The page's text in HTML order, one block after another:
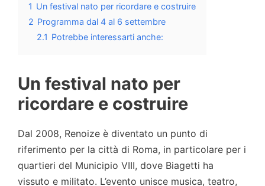
1 Un festival nato per ricordare e costruire
2 Programma dal 4 al 6 settembre
2.1 Potrebbe interessarti anche:
Un festival nato per
ricordare e costruire
Dal 2008, Renoize è diventato un punto di
riferimento per la città di Roma, in particolare per i
quartieri del Municipio VIII, dove Biagetti ha
vissuto e militato. L’evento unisce musica, teatro,